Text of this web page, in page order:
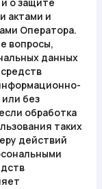
актами и
Оператора.
вопросы,
данных
без
обработка
таких
действий